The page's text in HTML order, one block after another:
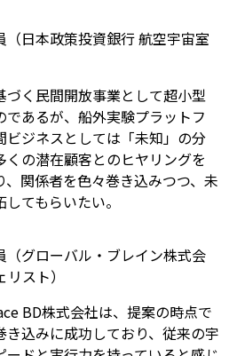
日本政策投資銀行 航空宇宙室
づく民間開放事業として超小型
あるが、船外実験プラットフ
ビジネスとしては「未知」の分
くの潜在顧客とのヒヤリングを
、関係者を色々巻き込みつつ、未
てもらいたい。
グローバル・ブレイン株式会
スト）
BD株式会社は、提案の時点で
き込みに成功しており、従来の宇